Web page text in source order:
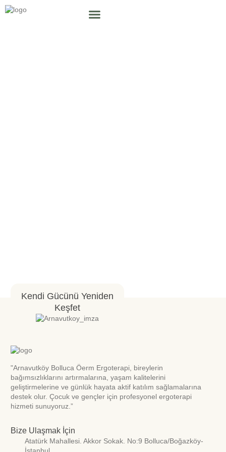
Kendi Gücünü Yeniden
Keşfet
"Arnavutköy Bolluca Öerm Ergoterapi, bireylerin
bağımsızlıklarını artırmalarına, yaşam kalitelerini
geliştirmelerine ve günlük hayata aktif katılım sağlamalarına
destek olur. Çocuk ve gençler için profesyonel ergoterapi
hizmeti sunuyoruz.”
Bize Ulaşmak İçin
Atatürk Mahallesi. Akkor Sokak. No:9 Bolluca/Boğazköy-
İstanbul